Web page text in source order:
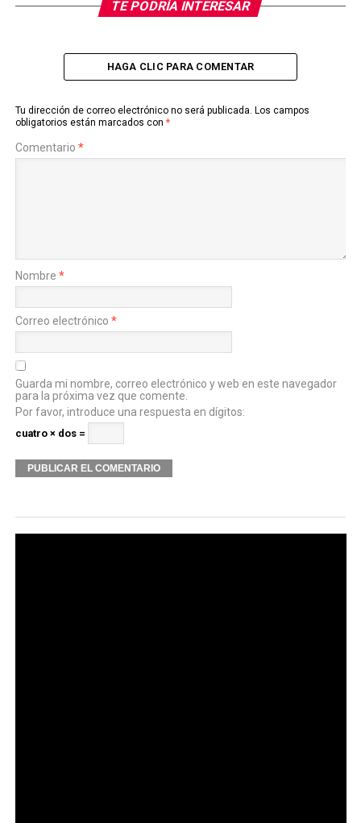
TE PODRÍA INTERESAR
HAGA CLIC PARA COMENTAR
Tu dirección de correo electrónico no será publicada. Los campos
obligatorios están marcados con *
Comentario *
Nombre *
Correo electrónico *
Guarda mi nombre, correo electrónico y web en este navegador
para la próxima vez que comente.
Por favor, introduce una respuesta en dígitos:
cuatro × dos =